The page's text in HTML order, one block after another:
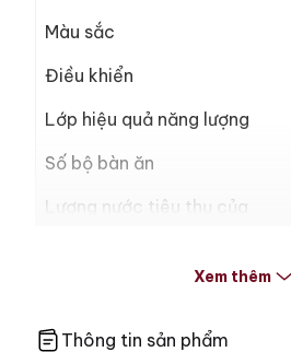
Thông tin sản phẩm
Màu sắc
Điều khiển
Lớp hiệu quả năng lượng
Số bộ bàn ăn
Lượng nước tiêu thụ của
Xem thêm